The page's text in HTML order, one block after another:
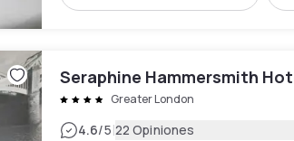
Seraphine Hammersmith
Greater London
4.6/5|22 Opiniones